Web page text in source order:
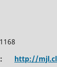
http://